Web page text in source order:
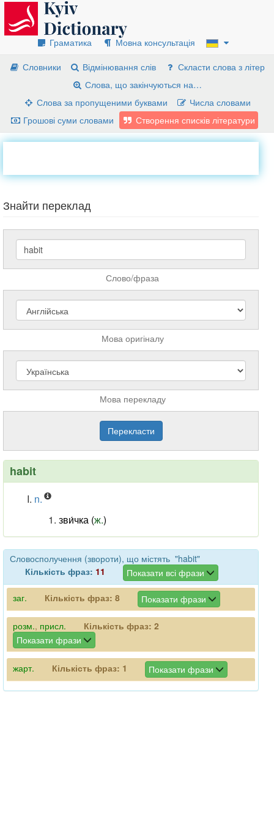
Граматика
Мовна консультація
Словники
Відмінювання слів
Скласти слова з літер
Слова, що закінчуються на…
Слова за пропущеними буквами
Числа словами
Грошові суми словами
Створення списків літератури
Знайти переклад
Слово/фраза
Мова оригіналу
Мова перекладу
habit
n.
зви́чка (ж.)
Словосполучення (звороти), що містять "habit"
Кількість фраз: 11 Показати всі фрази
заг. Кількість фраз: 8 Показати фрази
розм., присл. Кількість фраз: 2
Показати фрази
жарт. Кількість фраз: 1 Показати фрази